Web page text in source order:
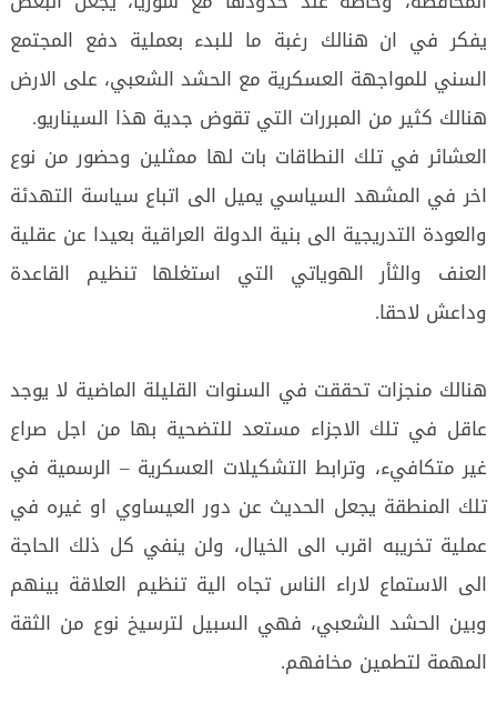
يفكر في ان هنالك رغبة ما للبدء بعملية دفع المجتمع
السني للمواجهة العسكرية مع الحشد الشعبي، على الارض
هنالك كثير من المبررات التي تقوض جدية هذا السيناريو.
العشائر في تلك النطاقات بات لها ممثلين وحضور من نوع
اخر في المشهد السياسي يميل الى اتباع سياسة التهدئة
والعودة التدريجية الى بنية الدولة العراقية بعيدا عن عقلية
العنف والثأر الهوياتي التي استغلها تنظيم القاعدة
وداعش لاحقا.
هنالك منجزات تحققت في السنوات القليلة الماضية لا يوجد
عاقل في تلك الاجزاء مستعد للتضحية بها من اجل صراع
غير متكافيء، وترابط التشكيلات العسكرية – الرسمية في
تلك المنطقة يجعل الحديث عن دور العيساوي او غيره في
عملية تخريبه اقرب الى الخيال، ولن ينفي كل ذلك الحاجة
الى الاستماع لاراء الناس تجاه الية تنظيم العلاقة بينهم
وبين الحشد الشعبي، فهي السبيل لترسيخ نوع من الثقة
المهمة لتطمين مخافهم.